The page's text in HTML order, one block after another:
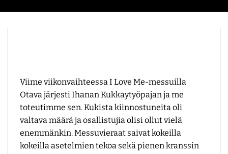
Viime viikonvaihteessa I Love Me-messuilla
Otava järjesti Ihanan Kukkaytyöpajan ja me
toteutimme sen. Kukista kiinnostuneita oli
valtava määrä ja osallistujia olisi ollut vielä
enemmänkin. Messuvieraat saivat kokeilla
kokeilla asetelmien tekoa sekä pienen kranssin